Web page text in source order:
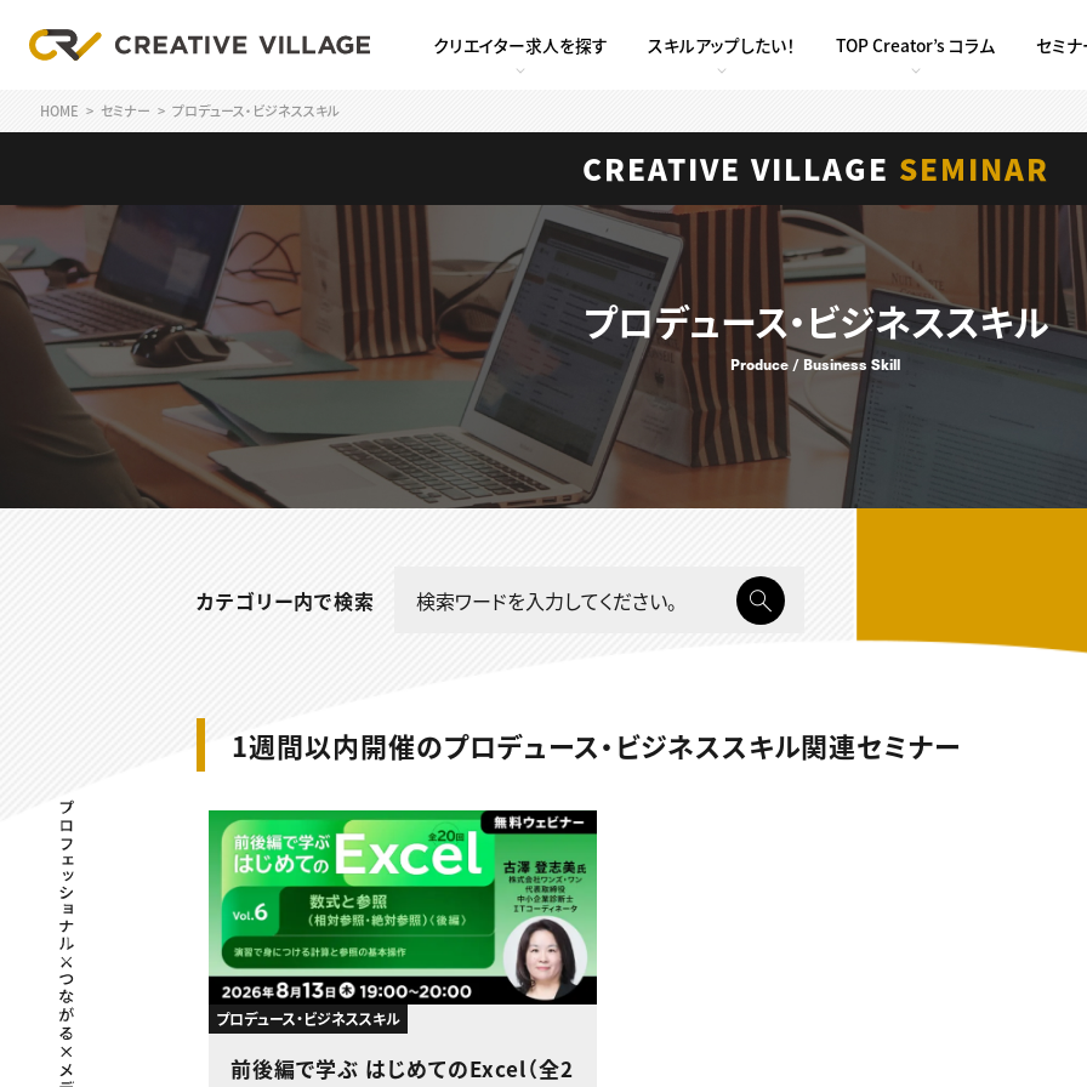
クリエイター求人を探す スキルアップしたい！ TOP Creator’s コラム セミ
HOME セミナー プロデュース・ビジネススキル
CREATIVE VILLAGE SEMINAR
プロデュース・ビジネススキル
Produce / Business Skill
プロフェッショナル×つながる×メディア
カテゴリー内で検索
1週間以内開催のプロデュース・ビジネススキル関連セミナー
プロデュース・ビジネススキル
前後編で学ぶ はじめてのExcel（全2